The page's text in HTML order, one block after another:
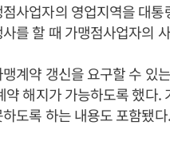
사업자의 영업지역을 대
를 할 때 가맹점사업자의
계약 갱신을 요구할 수 있
약 해지가 가능하도록 했다
도록 하는 내용도 포함됐다.